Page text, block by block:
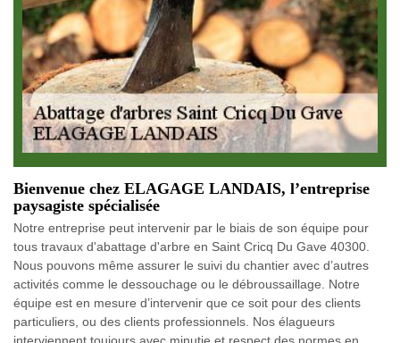
Bienvenue chez ELAGAGE LANDAIS, l’entreprise
paysagiste spécialisée
Notre entreprise peut intervenir par le biais de son équipe pour
tous travaux d'abattage d'arbre en Saint Cricq Du Gave 40300.
Nous pouvons même assurer le suivi du chantier avec d’autres
activités comme le dessouchage ou le débroussaillage. Notre
équipe est en mesure d’intervenir que ce soit pour des clients
particuliers, ou des clients professionnels. Nos élagueurs
interviennent toujours avec minutie et respect des normes en